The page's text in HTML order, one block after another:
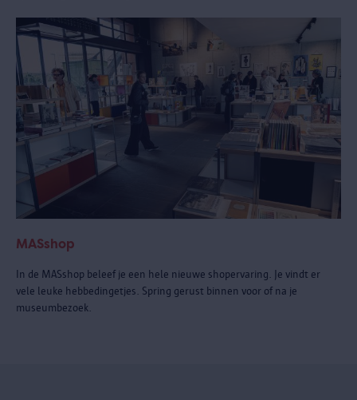
MASshop
In de MASshop beleef je een hele nieuwe shopervaring. Je vindt er
vele leuke hebbedingetjes. Spring gerust binnen voor of na je
museumbezoek.